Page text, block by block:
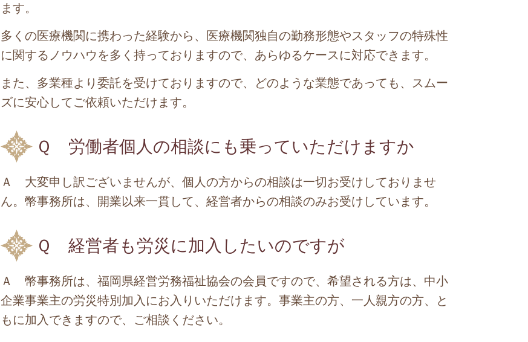
ます。
多くの医療機関に携わった経験から、医療機関独自の勤務形態やスタッフの特殊性
に関するノウハウを多く持っておりますので、あらゆるケースに対応できます。
また、多業種より委託を受けておりますので、どのような業態であっても、スムー
ズに安心してご依頼いただけます。
Ｑ 労働者個人の相談にも乗っていただけますか
Ａ 大変申し訳ございませんが、個人の方からの相談は一切お受けしておりませ
ん。幣事務所は、開業以来一貫して、経営者からの相談のみお受けしています。
Ｑ 経営者も労災に加入したいのですが
Ａ 幣事務所は、福岡県経営労務福祉協会の会員ですので、希望される方は、中小
企業事業主の労災特別加入にお入りいただけます。事業主の方、一人親方の方、と
もに加入できますので、ご相談ください。